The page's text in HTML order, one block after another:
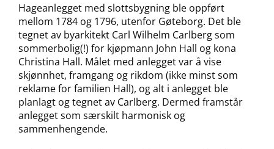
Hageanlegget med slottsbygning ble oppført
mellom 1784 og 1796, utenfor Gøteborg. Det ble
tegnet av byarkitekt Carl Wilhelm Carlberg som
sommerbolig(!) for kjøpmann John Hall og kona
Christina Hall. Målet med anlegget var å vise
skjønnhet, framgang og rikdom (ikke minst som
reklame for familien Hall), og alt i anlegget ble
planlagt og tegnet av Carlberg. Dermed framstår
anlegget som særskilt harmonisk og
sammenhengende.